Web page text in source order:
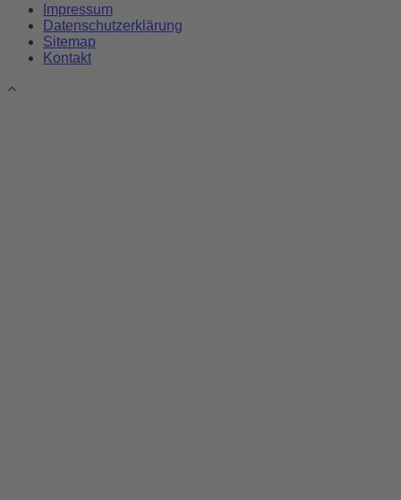
Impressum
Datenschutzerklärung
Sitemap
Kontakt